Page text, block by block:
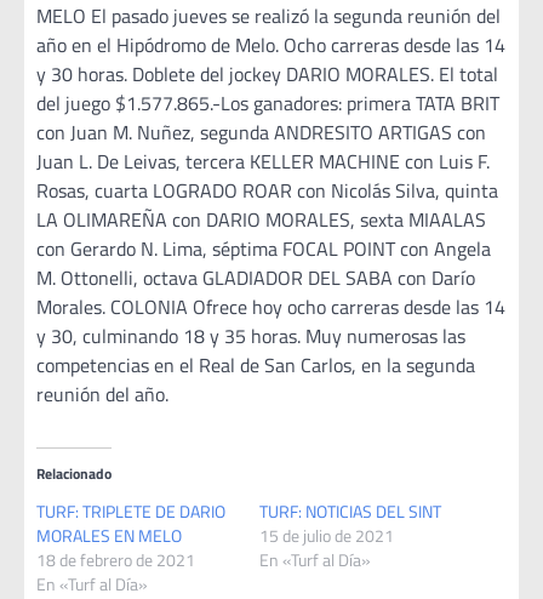
MELO El pasado jueves se realizó la segunda reunión del
año en el Hipódromo de Melo. Ocho carreras desde las 14
y 30 horas. Doblete del jockey DARIO MORALES. El total
del juego $1.577.865.-Los ganadores: primera TATA BRIT
con Juan M. Nuñez, segunda ANDRESITO ARTIGAS con
Juan L. De Leivas, tercera KELLER MACHINE con Luis F.
Rosas, cuarta LOGRADO ROAR con Nicolás Silva, quinta
LA OLIMAREÑA con DARIO MORALES, sexta MIAALAS
con Gerardo N. Lima, séptima FOCAL POINT con Angela
M. Ottonelli, octava GLADIADOR DEL SABA con Darío
Morales. COLONIA Ofrece hoy ocho carreras desde las 14
y 30, culminando 18 y 35 horas. Muy numerosas las
competencias en el Real de San Carlos, en la segunda
reunión del año.
Relacionado
TURF: TRIPLETE DE DARIO
MORALES EN MELO
18 de febrero de 2021
En «Turf al Día»
TURF: NOTICIAS DEL SINT
15 de julio de 2021
En «Turf al Día»